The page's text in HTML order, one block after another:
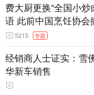
费大厨更换“全国小炒
语 此前中国烹饪协会撤销“大师名
师”等称号
5215 专题
经销商人士证实：雪
华新车销售